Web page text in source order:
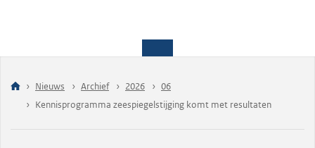
Nieuws Archief 2026
06
Kennisprogramma zeespiegelstijging komt met resultaten